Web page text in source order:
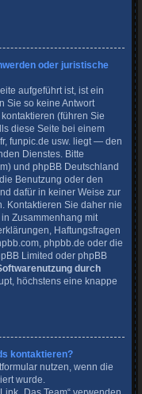
oder juristische
aufgeführt ist, ist ein
Sie so keine Antwort
(führen Sie
diese Seite bei einem
funpic.de usw. liegt — den
Dienstes. Bitte
und phpBB Deutschland
Benutzung oder den
dafür in keiner Weise zur
Kontaktieren Sie daher nie
Zusammenhang mit
Haftungsfragen
phpbb.de oder die
Limited oder phpBB
durch
höchstens eine knappe
kontaktieren?
nutzen, wenn die
wurde.